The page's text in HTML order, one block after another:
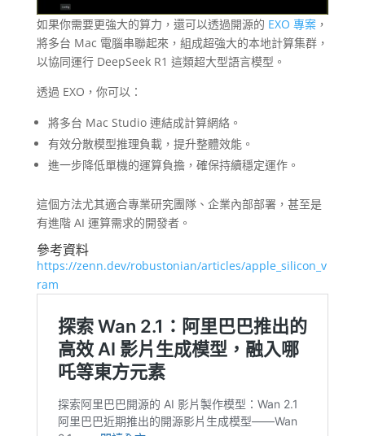
如果你需要更強大的算力，還可以透過開源的 EXO 專案，
將多台 Mac 電腦串聯起來，組成超強大的本地計算集群，
以協同運行 DeepSeek R1 這類超大型語言模型。
透過 EXO，你可以：
將多台 Mac Studio 連結成計算網絡。
有效分散模型推理負載，提升整體效能。
進一步降低單機的運算負擔，確保持續穩定運作。
這個方法尤其適合專業研究團隊、企業內部部署，甚至是
有進階 AI 運算需求的開發者。
參考資料
https://zenn.dev/robustonian/articles/apple_silicon_v
ram